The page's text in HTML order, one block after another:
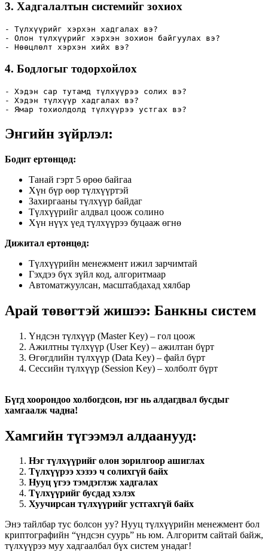
3. Хадгалалтын системийг зохиох
- Түлхүүрийг хэрхэн хадгалах вэ?
- Олон түлхүүрийг хэрхэн зохион байгуулах вэ?
- Нөөцлөлт хэрхэн хийх вэ?
4. Бодлогыг тодорхойлох
- Хэдэн сар тутамд түлхүүрээ солих вэ?
- Хэдэн түлхүүр хадгалах вэ?
- Ямар тохиолдолд түлхүүрээ устгах вэ?
Энгийн зүйрлэл:
Бодит ертөнцөд:
Танай гэрт 5 өрөө байгаа
Хүн бүр өөр түлхүүртэй
Захиргааны түлхүүр байдаг
Түлхүүрийг алдвал цоож солино
Хүн нүүх үед түлхүүрээ буцааж өгнө
Дижитал ертөнцөд:
Түлхүүрийн менежмент ижил зарчимтай
Гэхдээ бүх зүйл код, алгоритмаар
Автоматжуулсан, масштабдахад хялбар
Арай төвөгтэй жишээ: Банкны систем
Үндсэн түлхүүр (Master Key) – гол цоож
Ажилтны түлхүүр (User Key) – ажилтан бүрт
Өгөгдлийн түлхүүр (Data Key) – файл бүрт
Сессийн түлхүүр (Session Key) – холболт бүрт
Бүгд хоорондоо холбогдсон, нэг нь алдагдвал бусдыг
хамгаалж чадна!
Хамгийн түгээмэл алдаанууд:
Нэг түлхүүрийг олон зорилгоор ашиглах
Түлхүүрээ хэзээ ч солихгүй байх
Нууц үгээ тэмдэглэж хадгалах
Түлхүүрийг бусдад хэлэх
Хуучирсан түлхүүрийг устгахгүй байх
Энэ тайлбар тус болсон уу? Нууц түлхүүрийн менежмент бол
криптографийн “үндсэн суурь” нь юм. Алгоритм сайтай байж,
түлхүүрээ муу хадгаалбал бүх систем унадаг!